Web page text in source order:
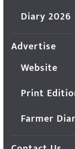
Diary 2026
Advertise
Website
Print
Farmer